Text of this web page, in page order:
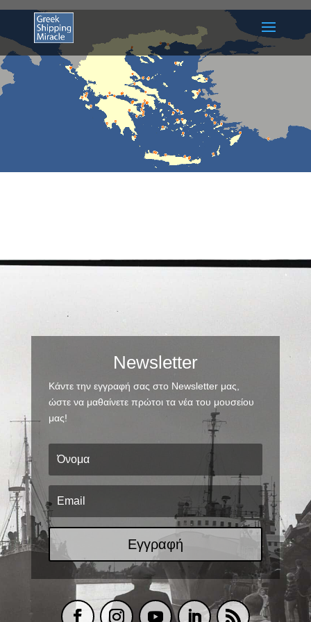
Newsletter
Κάντε την εγγραφή σας στο Newsletter μας,
ώστε να μαθαίνετε πρώτοι τα νέα του μουσείου
μας!
Εγγραφή